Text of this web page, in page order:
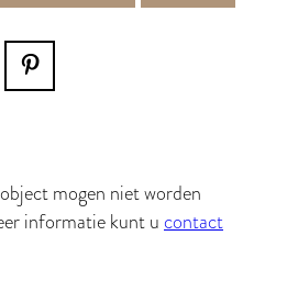
mogen niet worden
informatie kunt u contact